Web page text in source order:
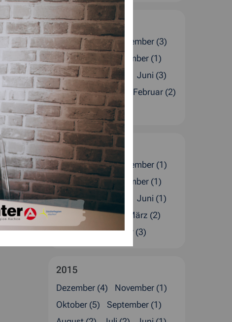
2017
Dezember (4)
November (3)
Oktober (2)
September (1)
August (1)
Juli (4)
Juni (3)
April (2)
März (1)
Februar (2)
Januar (4)
2016
Dezember (5)
November (1)
Oktober (1)
September (1)
August (4)
Juli (2)
Juni (1)
Mai (1)
April (4)
März (2)
Februar (4)
Januar (3)
2015
Dezember (4)
November (1)
Oktober (5)
September (1)